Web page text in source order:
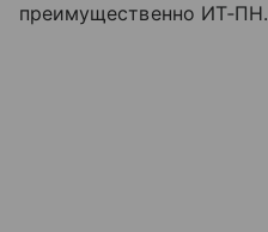
преимущественно ИТ‑ПН.